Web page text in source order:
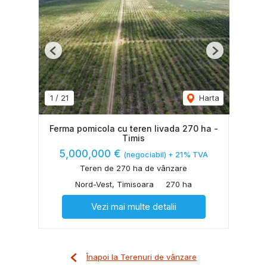
1 / 21 Harta
Previous Next
Ferma pomicola cu teren livada 270 ha -
Timis
5,000,000 € (negociabil) + 21% TVA
Teren de 270 ha de vânzare
Nord-Vest, Timisoara
270 ha
Vezi mai multe detalii
Înapoi la Terenuri de vânzare